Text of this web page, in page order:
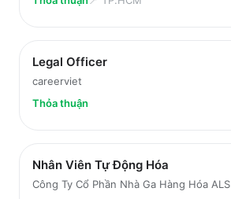
Legal Officer
careerviet
Thỏa thuận
Nhân Viên Tự Động Hóa
Công Ty Cổ Phần Nhà Ga Hàng Hóa ALS